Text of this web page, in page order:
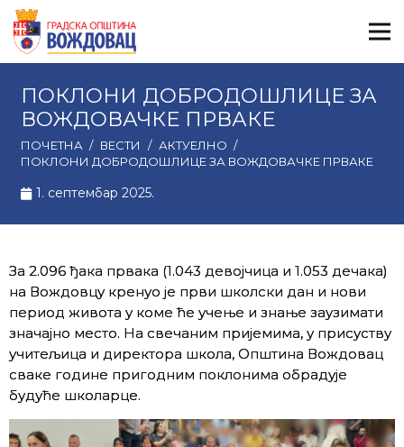
ПОКЛОНИ ДОБРОДОШЛИЦЕ ЗА
ВОЖДОВАЧКЕ ПРВАКЕ
ПОЧЕТНА / ВЕСТИ / АКТУЕЛНО /
ПОКЛОНИ ДОБРОДОШЛИЦЕ ЗА ВОЖДОВАЧКЕ ПРВАКЕ
1. септембар 2025.
За 2.096 ђака првака (1.043 девојчица и 1.053 дечака)
на Вождовцу кренуо је први школски дан и нови
период живота у коме ће учење и знање заузимати
значајно место. На свечаним пријемима, у присуству
учитељица и директора школа, Општина Вождовац
сваке године пригодним поклонима обрадује
будуће школарце.